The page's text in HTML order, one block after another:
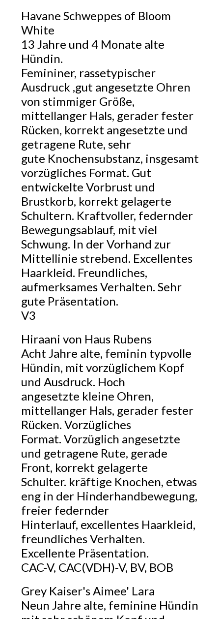
Havane Schweppes of Bloom
White
13 Jahre und 4 Monate alte
Hündin.
Femininer, rassetypischer
Ausdruck ,gut angesetzte Ohren
von stimmiger Größe,
mittellanger Hals, gerader fester
Rücken, korrekt angesetzte und
getragene Rute, sehr
gute Knochensubstanz, insgesamt
vorzügliches Format. Gut
entwickelte Vorbrust und
Brustkorb, korrekt gelagerte
Schultern. Kraftvoller, federnder
Bewegungsablauf, mit viel
Schwung. In der Vorhand zur
Mittellinie strebend. Excellentes
Haarkleid. Freundliches,
aufmerksames Verhalten. Sehr
gute Präsentation.
V3
Hiraani von Haus Rubens
Acht Jahre alte, feminin typvolle
Hündin, mit vorzüglichem Kopf
und Ausdruck. Hoch
angesetzte kleine Ohren,
mittellanger Hals, gerader fester
Rücken. Vorzügliches
Format. Vorzüglich angesetzte
und getragene Rute, gerade
Front, korrekt gelagerte
Schulter. kräftige Knochen, etwas
eng in der Hinderhandbewegung,
freier federnder
Hinterlauf, excellentes Haarkleid,
freundliches Verhalten.
Excellente Präsentation.
CAC-V, CAC(VDH)-V, BV, BOB
Grey Kaiser's Aimee' Lara
Neun Jahre alte, feminine Hündin